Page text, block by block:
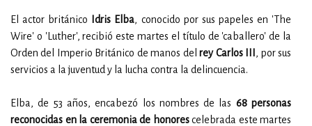
El actor británico Idris Elba, conocido por sus papeles en 'The
Wire' o 'Luther', recibió este martes el título de 'caballero' de la
Orden del Imperio Británico de manos delrey Carlos III , por sus
servicios a la juventud y la lucha contra la delincuencia.
Elba, de 53 años, encabezó los nombres de las 68 personas
reconocidas en la ceremonia de honorescelebrada este martes